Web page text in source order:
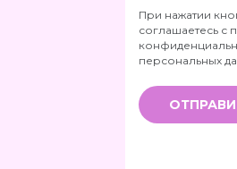
Телефон
*
При нажатии
соглашаетесь с
персональных